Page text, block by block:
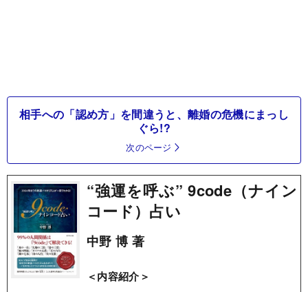
相手への「認め方」を間違うと、離婚の危機にまっし
ぐら!?
次のページ
“強運を呼ぶ” 9code（ナイン
コード）占い
中野 博 著
＜内容紹介＞